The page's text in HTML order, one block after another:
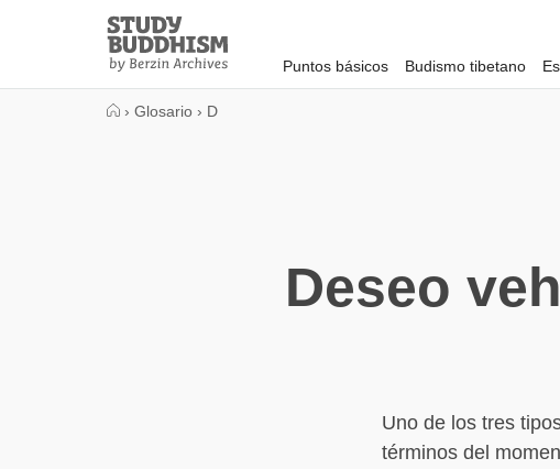
Study
Buddhism
Home
Puntos básicos Budismo tibetano
› Glosario › D
Deseo
Uno de los tres
términos del